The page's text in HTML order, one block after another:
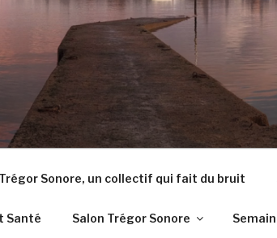
Sonore, un collectif qui fait du bruit
Santé Salon Trégor Sonore